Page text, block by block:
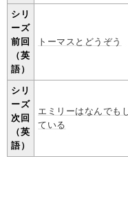
シリ
ーズ
前回
（英
語）
トーマスとどうぞう
シリ
ーズ
次回
（英
語）
エミリーはなんでも
ている